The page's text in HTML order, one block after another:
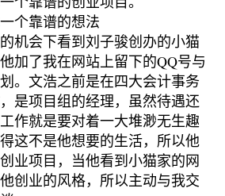
个靠谱的想法
机会下看到刘子骏创办的小猫
加了我在网站上留下的QQ号与
。文浩之前是在四大会计事务
是项目组的经理，虽然待遇还
作就是要对着一大堆渺无生趣
这不是他想要的生活，所以他
业项目，当他看到小猫家的网
创业的风格，所以主动与我交